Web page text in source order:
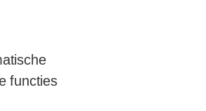
functies